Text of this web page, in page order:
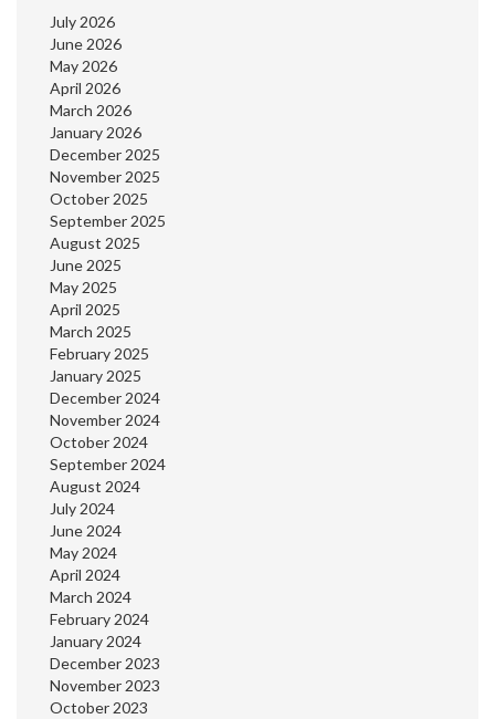
July 2026
June 2026
May 2026
April 2026
March 2026
January 2026
December 2025
November 2025
October 2025
September 2025
August 2025
June 2025
May 2025
April 2025
March 2025
February 2025
January 2025
December 2024
November 2024
October 2024
September 2024
August 2024
July 2024
June 2024
May 2024
April 2024
March 2024
February 2024
January 2024
December 2023
November 2023
October 2023